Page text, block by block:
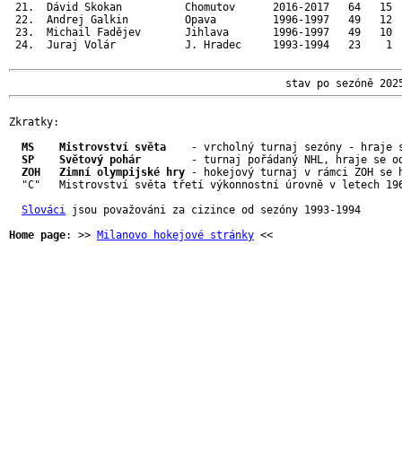
21.  Dávid Skokan          Chomutov      2016-2017   64
22.  Andrej Galkin         Opava         1996-1997   49   12
23.  Michail Fadějev       Jihlava       1996-1997   49   10
24.  Juraj Volár           J. Hradec     1993-1994   23
stav po sezóně
Zkratky:
MS    Mistrovství světa
- vrcholný turnaj sezóny - hraje
SP    Světový pohár
- turnaj pořádaný NHL, hraje se
ZOH   Zimní olympijské hry - hokejový turnaj v rámci ZOH
"C"   Mistrovství světa třetí výkonnostní úrovně v letech
Slováci jsou považováni za cizince od sezóny 1993-1994
Home page: >> Milanovo hokejové stránky